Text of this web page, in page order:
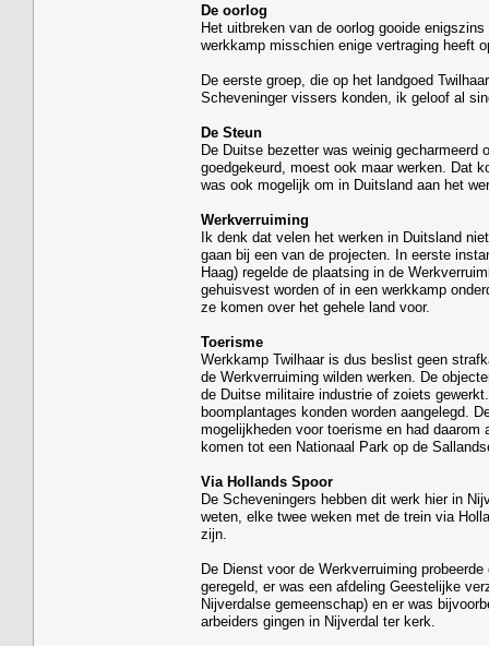
De oorlog
Het uitbreken van de oorlog gooide
werkkamp misschien enige vertraging heeft
De eerste groep, die op het landgoed
Scheveninger vissers konden, ik geloof al
De Steun
De Duitse bezetter was weinig gecharmeerd
goedgekeurd, moest ook maar werken. Dat
was ook mogelijk om in Duitsland aan het
Werkverruiming
Ik denk dat velen het werken in Duitsland
gaan bij een van de projecten. In eerste
Haag) regelde de plaatsing in de
gehuisvest worden of in een werkkamp
ze komen over het gehele land voor.
Toerisme
Werkkamp Twilhaar is dus beslist geen
de Werkverruiming wilden werken. De
de Duitse militaire industrie of zoiets
boomplantages konden worden aangelegd.
mogelijkheden voor toerisme en had
komen tot een Nationaal Park op de
Via Hollands Spoor
De Scheveningers hebben dit werk hier in
weten, elke twee weken met de trein via
zijn.
De Dienst voor de Werkverruiming
geregeld, er was een afdeling Geestelijke
Nijverdalse gemeenschap) en er was
arbeiders gingen in Nijverdal ter kerk.